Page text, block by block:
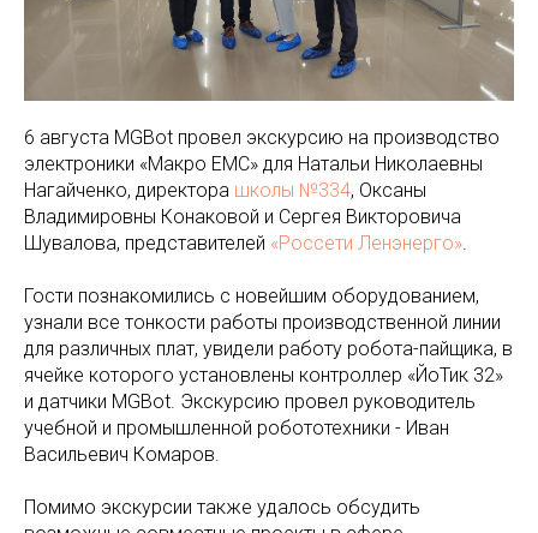
6 августа MGBot провел экскурсию на производство
электроники «Макро ЕМС» для Натальи Николаевны
Нагайченко, директора школы №334, Оксаны
Владимировны Конаковой и Сергея Викторовича
Шувалова, представителей «Россети Ленэнерго».
Гости познакомились с новейшим оборудованием,
узнали все тонкости работы производственной линии
для различных плат, увидели работу робота-пайщика, в
ячейке которого установлены контроллер «ЙоТик 32»
и датчики MGBot. Экскурсию провел руководитель
учебной и промышленной робототехники - Иван
Васильевич Комаров.
Помимо экскурсии также удалось обсудить